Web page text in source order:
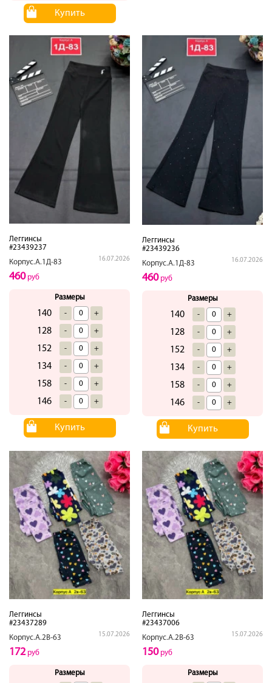
Купить
Леггинсы
#23439237
Корпус.А.1Д-83
16.07.2026
460руб
Размеры
140 - +
128 - +
152 - +
134 - +
158 - +
146 - +
Купить
Леггинсы
#23439236
Корпус.А.1Д-83
16.07.2026
460руб
Размеры
140 - +
128 - +
152 - +
134 - +
158 - +
146 - +
Купить
Леггинсы
#23437289
Корпус.А.2В-63
15.07.2026
172руб
Размеры
Леггинсы
#23437006
Корпус.А.2В-63
15.07.2026
150руб
Размеры